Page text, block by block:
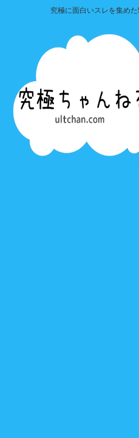
究極に面白いスレを集め